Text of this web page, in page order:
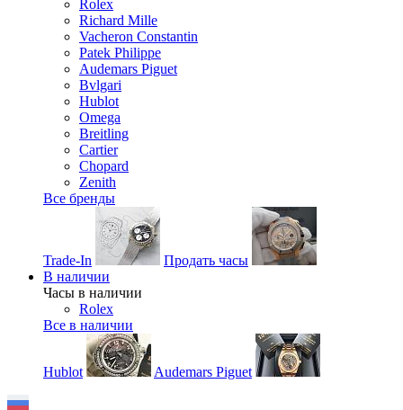
Rolex
Richard Mille
Vacheron Constantin
Patek Philippe
Audemars Piguet
Bvlgari
Hublot
Omega
Breitling
Cartier
Chopard
Zenith
Все бренды
Trade-In
Продать часы
В наличии
Часы в наличии
Rolex
Все в наличии
Hublot Audemars Piguet